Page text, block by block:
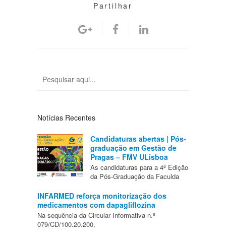
Partilhar
Notícias Recentes
Candidaturas abertas | Pós-
graduação em Gestão de
Pragas – FMV ULisboa
As candidaturas para a 4ª Edição
da Pós-Graduação da Faculda
INFARMED reforça monitorização dos
medicamentos com dapagliflozina
Na sequência da Circular Informativa n.º
079/CD/100.20.200,